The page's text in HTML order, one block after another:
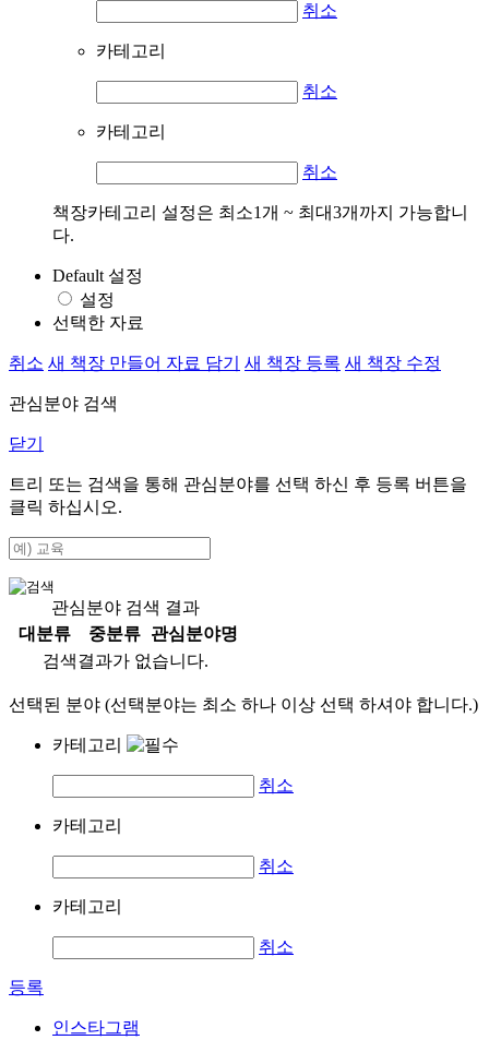
취소
카테고리
취소
카테고리
취소
책장카테고리 설정은 최소1개 ~ 최대3개까지 가능합니
다.
Default 설정
설정
선택한 자료
취소 새 책장 만들어 자료 담기 새 책장 등록 새 책장 수정
관심분야 검색
닫기
트리 또는 검색을 통해 관심분야를 선택 하신 후 등록 버튼을
클릭 하십시오.
관심분야 검색 결과
대분류
중분류
관심분야명
검색결과가 없습니다.
선택된 분야 (선택분야는 최소 하나 이상 선택 하셔야 합니다.)
카테고리
취소
카테고리
취소
카테고리
취소
등록
인스타그램